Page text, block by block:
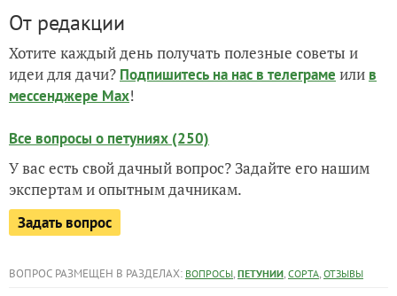
От редакции
Хотите каждый день получать полезные советы и
идеи для дачи? Подпишитесь на нас в телеграме или в
мессенджере Max!
Все вопросы о петуниях (250)
У вас есть свой дачный вопрос? Задайте его нашим
экспертам и опытным дачникам.
Задать вопрос
ВОПРОС РАЗМЕЩЕН В РАЗДЕЛАХ: ВОПРОСЫ, ПЕТУНИИ, СОРТА, ОТЗЫВЫ